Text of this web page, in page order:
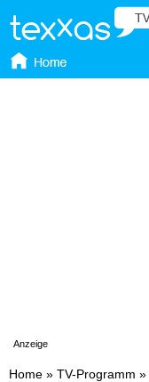
Anzeige
Home » TV-Programm »